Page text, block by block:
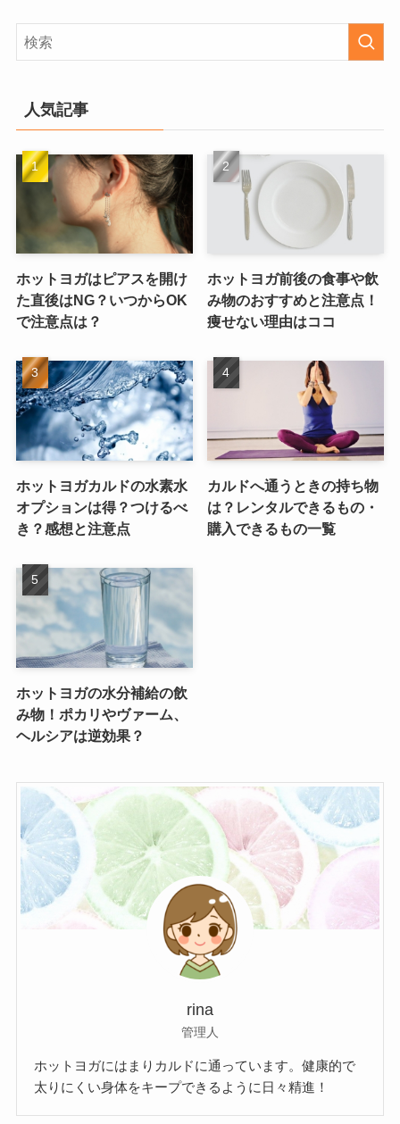
人気記事
ホットヨガはピアスを開け
た直後はNG？いつからOK
で注意点は？
ホットヨガ前後の食事や飲
み物のおすすめと注意点！
痩せない理由はココ
ホットヨガカルドの水素水
オプションは得？つけるべ
き？感想と注意点
カルドへ通うときの持ち物
は？レンタルできるもの・
購入できるもの一覧
ホットヨガの水分補給の飲
み物！ポカリやヴァーム、
ヘルシアは逆効果？
rina
管理人
ホットヨガにはまりカルドに通っています。健康的で
太りにくい身体をキープできるように日々精進！